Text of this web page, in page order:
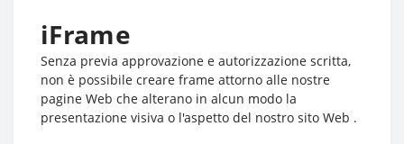
iFrame
Senza previa approvazione e autorizzazione scritta,
non è possibile creare frame attorno alle nostre
pagine Web che alterano in alcun modo la
presentazione visiva o l'aspetto del nostro sito Web .